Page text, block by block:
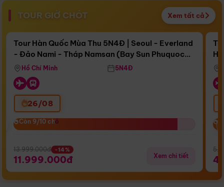
TOUR GIỜ CHÓT Xem tất cả
Còn16 ngày 15:48:39
Bay Sun Phuquoc Airways
Điểm nổi bật
Tour Hàn Quốc Mùa Thu 5N4Đ | Seoul - Everland
- Đảo Nami - Tháp Namsan (Bay Sun Phuquoc
Airways)
Hồ Chí Minh 5N4Đ
26/08
Còn 9/10 chỗ
Còn 9/10 chỗ
13.999.000đ -14%
11.999.000đ Xem chi tiết